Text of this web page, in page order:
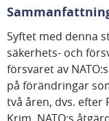
Syftet med denna
säkerhets- och
försvaret av
på förändringar
två åren, dvs. efter